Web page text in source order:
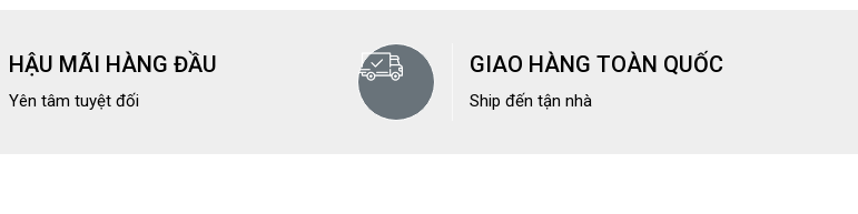
HẬU MÃI HÀNG ĐẦU
Yên tâm tuyệt đối
GIAO HÀNG TOÀN QUỐC
Ship đến tận nhà